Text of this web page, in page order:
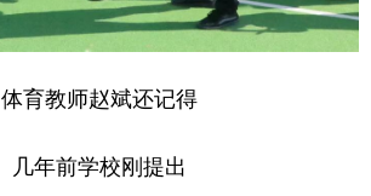
体育教师赵斌还记得
几年前学校刚提出